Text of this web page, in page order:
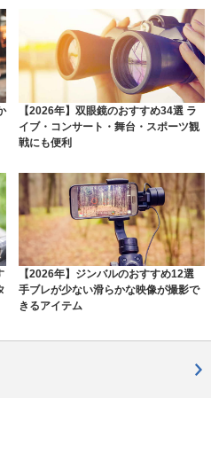
【2026年】双眼鏡のおすすめ34選 ラ
イブ・コンサート・舞台・スポーツ観
戦にも便利
【2026年】ジンバルのおすすめ12選
手ブレが少ない滑らかな映像が撮影で
きるアイテム